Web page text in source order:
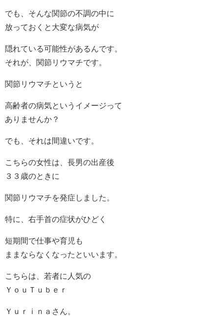
でも、そんな関節の不調の中に
放っておくと大変な病気が
隠れている可能性があるんです。
それが、関節リウマチです。
関節リウマチというと
高齢者の病気というイメージって
ありませんか？
でも、それは間違いです。
こちらの女性は、長男の出産後
３３歳のときに
関節リウマチを発症しました。
特に、右手首の症状がひどく
短期間で仕事や育児も
ままならなくなったといいます。
こちらは、若者に人気の
ＹｏｕＴｕｂｅｒ
Ｙｕｒｉｎａさん。